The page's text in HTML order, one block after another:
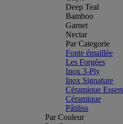
Deep Teal
Bamboo
Garnet
Nectar
Par Categorie
Fonte émaillée
Les Forgées
Inox 3-Ply
Inox Signature
Céramique
Céramique
Pâtiliss
Par Couleur